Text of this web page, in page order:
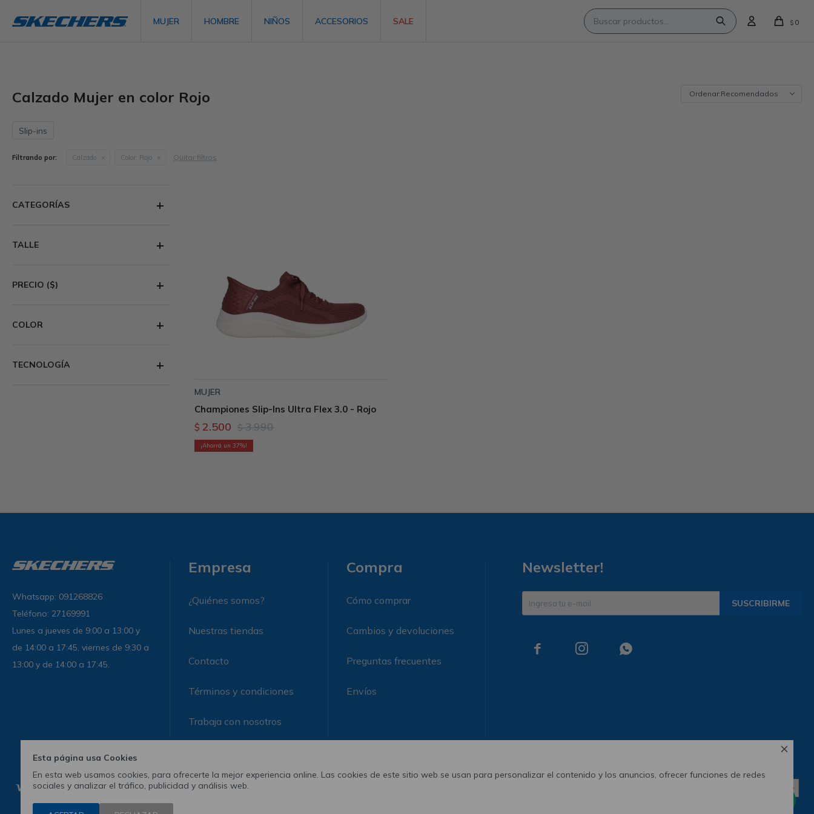

Esta página usa Cookies
En esta web usamos cookies, para ofrecerte la mejor experiencia online. Las cookies de este sitio web se usan para personalizar el contenido y los anuncios, ofrecer funciones de redes
sociales y analizar el tráfico, publicidad y análisis web.
MUJER HOMBRE NIÑOS ACCESORIOS SALE $ 0
Calzado Mujer en color Rojo Recomendados
Slip-ins
Filtrando por: Calzado Color: Rojo Quitar filtros
MUJER
Championes Slip-Ins Ultra Flex 3.0 - Rojo
$ 2.500 $ 3.990
37
CATEGORÍAS
TALLE
PRECIO ($)
COLOR
TECNOLOGÍA
Whatsapp: 091268826
Teléfono: 27169991
Lunes a jueves de 9:00 a 13:00 y
de 14:00 a 17:45, viernes de 9:30 a
13:00 y de 14:00 a 17:45.
Empresa
¿Quiénes somos?
Nuestras tiendas
Contacto
Términos y condiciones
Trabaja con nosotros
Compra
Cómo comprar
Cambios y devoluciones
Preguntas frecuentes
Envíos
Newsletter!
SUSCRIBIRME
  